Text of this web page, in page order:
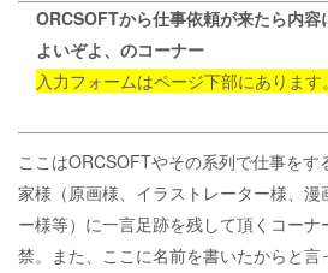
ORCSOFTから仕事依頼が来たら内
よいぞよ、のコーナー
入力フォームはページ下部にあります。
ここはORCSOFTやその系列で仕事を
家様（原画様、イラストレーター様、漫
ー様等）に一言足跡を残して頂くコー
禁。また、ここに名前を書いたからと言